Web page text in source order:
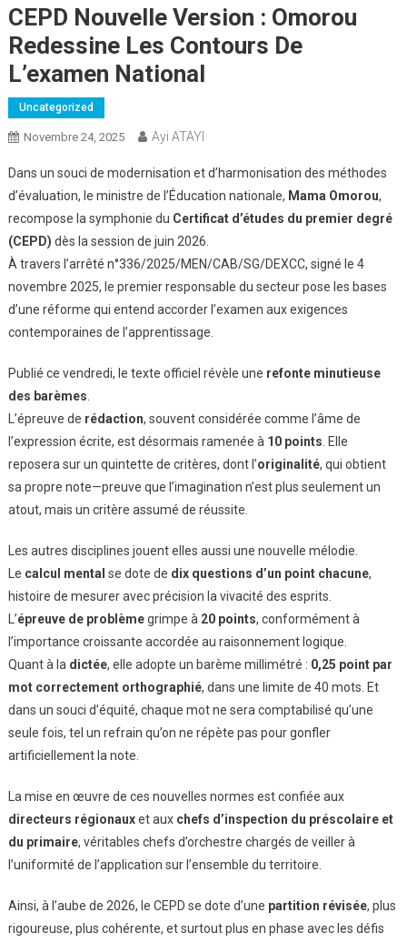
CEPD Nouvelle Version : Omorou
Redessine Les Contours De
L’examen National
Uncategorized
Novembre 24, 2025 Ayi ATAYI
Dans un souci de modernisation et d’harmonisation des méthodes
d’évaluation, le ministre de l’Éducation nationale, Mama Omorou,
recompose la symphonie du Certificat d’études du premier degré
(CEPD) dès la session de juin 2026.
À travers l’arrêté n°336/2025/MEN/CAB/SG/DEXCC, signé le 4
novembre 2025, le premier responsable du secteur pose les bases
d’une réforme qui entend accorder l’examen aux exigences
contemporaines de l’apprentissage.
Publié ce vendredi, le texte officiel révèle une refonte minutieuse
des barèmes
L’épreuve de rédaction, souvent considérée comme l’âme de
l’expression écrite, est désormais ramenée à 10 points . Elle
reposera sur un quintette de critères, dont l’originalité, qui obtient
sa propre note—preuve que l’imagination n’est plus seulement un
atout, mais un critère assumé de réussite.
Les autres disciplines jouent elles aussi une nouvelle mélodie.
Le calcul mental se dote de dix questions d’un point chacune,
histoire de mesurer avec précision la vivacité des esprits.
L’épreuve de problèmegrimpe à 20 points, conformément à
l’importance croissante accordée au raisonnement logique.
Quant à la dictée, elle adopte un barème millimétré : 0,25 point par
mot correctement orthographié, dans une limite de 40 mots. Et
dans un souci d’équité, chaque mot ne sera comptabilisé qu’une
seule fois, tel un refrain qu’on ne répète pas pour gonfler
artificiellement la note.
La mise en œuvre de ces nouvelles normes est confiée aux
directeurs régionauxet aux chefs d’inspection du préscolaire et
du primaire, véritables chefs d’orchestre chargés de veiller à
l’uniformité de l’application sur l’ensemble du territoire.
Ainsi, à l’aube de 2026, le CEPD se dote d’une partition révisée, plus
rigoureuse, plus cohérente, et surtout plus en phase avec les défis